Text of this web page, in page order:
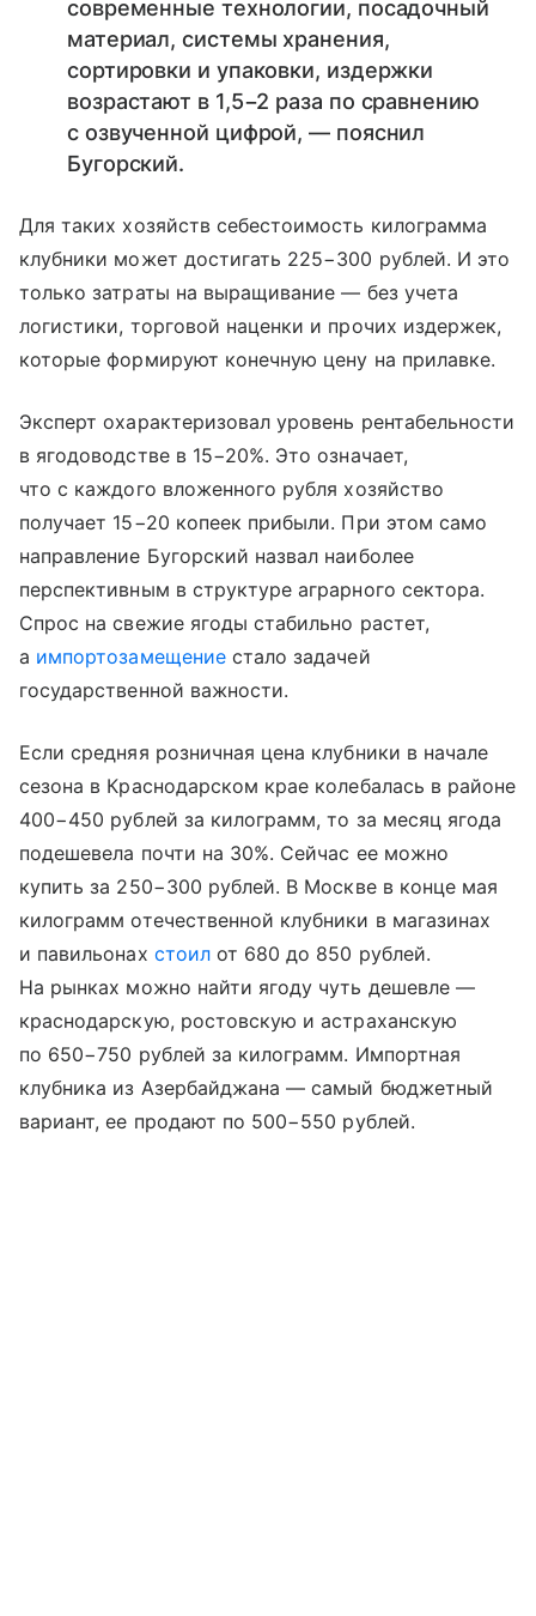
современные технологии, посадочный
материал, системы хранения,
сортировки и упаковки, издержки
возрастают в 1,5−2 раза по сравнению
с озвученной цифрой, — пояснил
Бугорский.
Для таких хозяйств себестоимость килограмма
клубники может достигать 225−300 рублей. И это
только затраты на выращивание — без учета
логистики, торговой наценки и прочих издержек,
которые формируют конечную цену на прилавке.
Эксперт охарактеризовал уровень рентабельности
в ягодоводстве в 15−20%. Это означает,
что с каждого вложенного рубля хозяйство
получает 15−20 копеек прибыли. При этом само
направление Бугорский назвал наиболее
перспективным в структуре аграрного сектора.
Спрос на свежие ягоды стабильно растет,
а импортозамещениестало задачей
государственной важности.
Если средняя розничная цена клубники в начале
сезона в Краснодарском крае колебалась в районе
400−450 рублей за килограмм, то за месяц ягода
подешевела почти на 30%. Сейчас ее можно
купить за 250−300 рублей. В Москве в конце мая
килограмм отечественной клубники в магазинах
и павильонах стоилот 680 до 850 рублей.
На рынках можно найти ягоду чуть дешевле —
краснодарскую, ростовскую и астраханскую
по 650−750 рублей за килограмм. Импортная
клубника из Азербайджана — самый бюджетный
вариант, ее продают по 500−550 рублей.